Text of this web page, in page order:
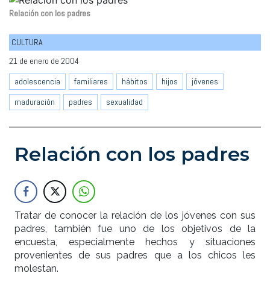
Relación con los padres
CULTURA
21 de enero de 2004
adolescencia
familiares hábitos hijos
jóvenes
maduración
padres sexualidad
Relación con los padres
Tratar de conocer la relación de los jóvenes con sus
padres, también fue uno de los objetivos de la
encuesta, especialmente hechos y situaciones
provenientes de sus padres que a los chicos les
molestan.